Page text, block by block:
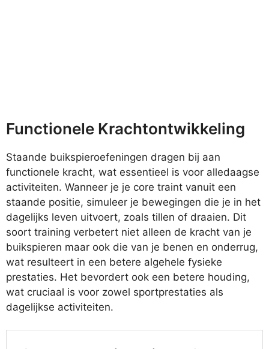
Functionele Krachtontwikkeling
Staande buikspieroefeningen dragen bij aan
functionele kracht, wat essentieel is voor alledaagse
activiteiten. Wanneer je je core traint vanuit een
staande positie, simuleer je bewegingen die je in het
dagelijks leven uitvoert, zoals tillen of draaien. Dit
soort training verbetert niet alleen de kracht van je
buikspieren maar ook die van je benen en onderrug,
wat resulteert in een betere algehele fysieke
prestaties. Het bevordert ook een betere houding,
wat cruciaal is voor zowel sportprestaties als
dagelijkse activiteiten.